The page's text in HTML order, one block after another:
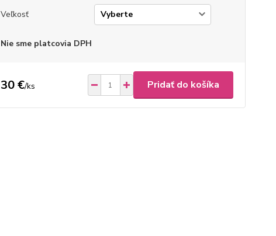
Veľkosť
Nie sme platcovia DPH
30 €/ks Pridať do košíka